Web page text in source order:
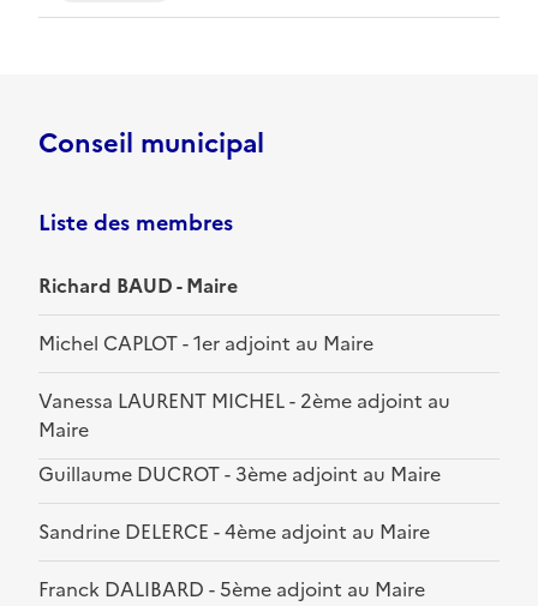
Conseil municipal
Liste des membres
Richard BAUD - Maire
Michel CAPLOT - 1er adjoint au Maire
Vanessa LAURENT MICHEL - 2ème adjoint au
Maire
Guillaume DUCROT - 3ème adjoint au Maire
Sandrine DELERCE - 4ème adjoint au Maire
Franck DALIBARD - 5ème adjoint au Maire